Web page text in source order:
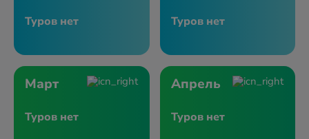
Туров нет Туров нет
Март
Туров нет
Апрель
Туров нет